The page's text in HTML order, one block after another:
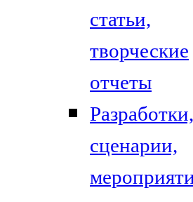
статьи,
творческие
отчеты
Разработки,
сценарии,